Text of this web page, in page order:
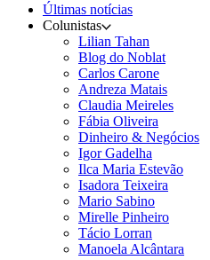
Últimas notícias
Colunistas
Lilian Tahan
Blog do Noblat
Carlos Carone
Andreza Matais
Claudia Meireles
Fábia Oliveira
Dinheiro & Negócios
Igor Gadelha
Ilca Maria Estevão
Isadora Teixeira
Mario Sabino
Mirelle Pinheiro
Tácio Lorran
Manoela Alcântara